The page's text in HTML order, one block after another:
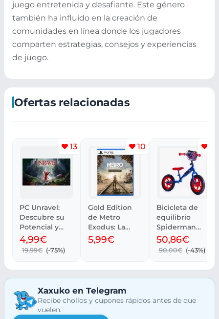
juego entretenida y desafiante. Este género
también ha influido en la creación de
comunidades en línea donde los jugadores
comparten estrategias, consejos y experiencias
de juego.
Ofertas relacionadas
13
PC Unravel:
Descubre su
Potencial y
Rendimiento
4,99€
19,99€ (-75%)
10
Gold Edition
de Metro
Exodus: La
Saga
Completa
5,99€
Bicicleta de
equilibrio
Spiderman
Huffy para
niños 3-5 años
50,86€
90,00€ (-43%)
Xaxuko en Telegram
Recibe chollos y cupones rápidos antes de que
vuelen.